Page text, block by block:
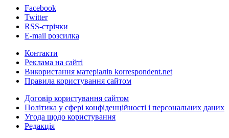
Facebook
Twitter
RSS-стрічки
E-mail розсилка
Контакти
Реклама на сайті
Використання матеріалів korrespondent.net
Правила користування сайтом
Договір користування сайтом
Політика у сфері конфіденційності і персональних даних
Угода щодо користування
Редакція